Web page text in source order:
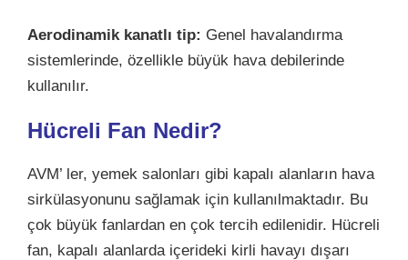
Aerodinamik kanatlı tip: Genel havalandırma
sistemlerinde, özellikle büyük hava debilerinde
kullanılır.
Hücreli Fan Nedir?
AVM’ ler, yemek salonları gibi kapalı alanların hava
sirkülasyonunu sağlamak için kullanılmaktadır. Bu
çok büyük fanlardan en çok tercih edilenidir. Hücreli
fan, kapalı alanlarda içerideki kirli havayı dışarı